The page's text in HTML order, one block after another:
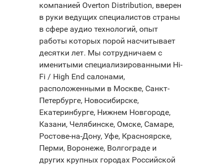
компанией Overton Distribution, вверен
в руки ведущих специалистов страны
в сфере аудио технологий, опыт
работы которых порой насчитывает
десятки лет. Мы сотрудничаем с
именитыми специализированными Hi-
Fi / High End салонами,
расположенными в Москве, Санкт-
Петербурге, Новосибирске,
Екатеринбурге, Нижнем Новгороде,
Казани, Челябинске, Омске, Самаре,
Ростове-на-Дону, Уфе, Красноярске,
Перми, Воронеже, Волгограде и
других крупных городах Российской